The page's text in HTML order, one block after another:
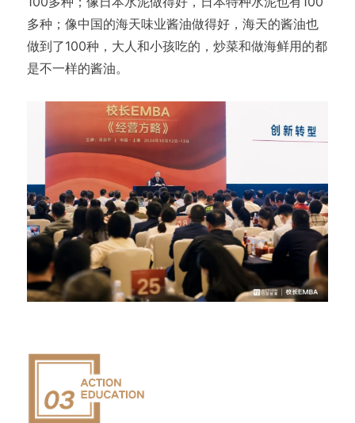
多种；像中国的海天味业酱油做得好，海天的酱油也
做到了100种，大人和小孩吃的，炒菜和做海鲜用的都
是不一样的酱油。